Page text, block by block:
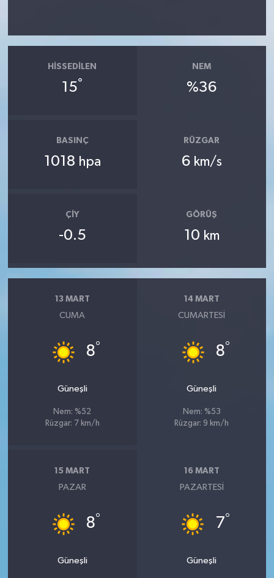
HISSEDILEN
15°
NEM
%36
BASINÇ
1018 hpa
RÜZGAR
6 km/s
ÇIY
-0.5
GÖRÜŞ
10 km
13 MART
CUMA
8°
Güneşli
Nem: %52
Rüzgar: 7 km/h
14 MART
CUMARTESI
8°
Güneşli
Nem: %53
Rüzgar: 9 km/h
15 MART
PAZAR
8°
Güneşli
16 MART
PAZARTESI
7°
Güneşli